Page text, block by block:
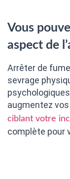
Vous
aspect de
Arrêter de
sevrage
augmentez
ciblant votre
complète pour